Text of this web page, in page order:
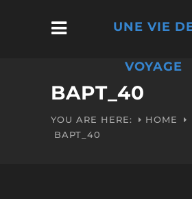
UNE VIE
VOYAGE
BAPT_40
YOU ARE HERE: HOME
BAPT_40